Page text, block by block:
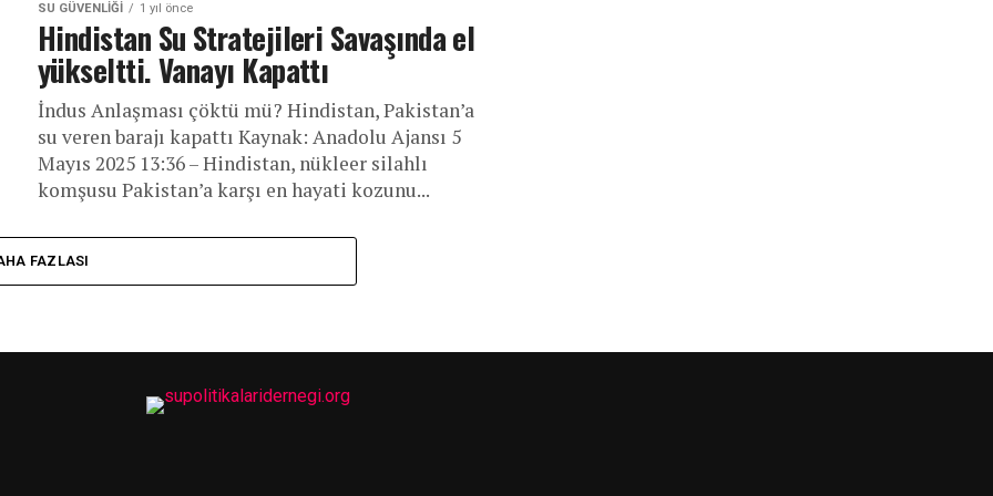
SU GÜVENLIĞI 1 yıl önce
Hindistan Su Stratejileri Savaşında el
yükseltti. Vanayı Kapattı
İndus Anlaşması çöktü mü? Hindistan, Pakistan’a
su veren barajı kapattı Kaynak: Anadolu Ajansı 5
Mayıs 2025 13:36 – Hindistan, nükleer silahlı
komşusu Pakistan’a karşı en hayati kozunu...
FAZLASI